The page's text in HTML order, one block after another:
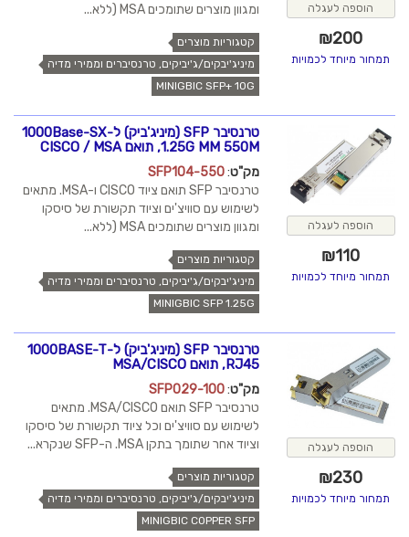
הוספה לעגלה
₪200
תמחור מיוחד לכמויות
ומגוון מוצרים שתומכים MSA (ללא...
קטגוריות מוצרים
מיניג'יבקים/ג'יביקים, טרנסיברים וממירי מדיה
MINIGBIC SFP+ 10G
הוספה לעגלה
₪110
תמחור מיוחד לכמויות
טרנסיבר SFP (מיניג'ביק) ל-1000Base-SX
1.25G MM 550M, תואם CISCO / MSA
מק"ט:
SFP104-550
טרנסיבר SFP תואם ציוד CISCO ו-MSA. מתאים
לשימוש עם סוויצ'ים וציוד תקשורת של סיסקו
ומגוון מוצרים שתומכים MSA (ללא...
קטגוריות מוצרים
מיניג'יבקים/ג'יביקים, טרנסיברים וממירי מדיה
MINIGBIC SFP 1.25G
הוספה לעגלה
₪230
תמחור מיוחד לכמויות
טרנסיבר SFP (מיניג'ביק) ל-1000BASE-T
RJ45, תואם MSA/CISCO
מק"ט:
SFP029-100
טרנסיבר SFP תואם MSA/CISCO. מתאים
לשימוש עם סוויצ'ים וכל ציוד תקשורת של סיסקו
וציוד אחר שתומך בתקן MSA. ה-SFP שנקרא...
קטגוריות מוצרים
מיניג'יבקים/ג'יביקים, טרנסיברים וממירי מדיה
MINIGBIC COPPER SFP